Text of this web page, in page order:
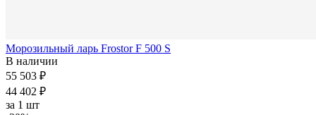
Морозильный ларь Frostor F 500 S
В наличии
55 503 ₽
44 402 ₽
за 1 шт